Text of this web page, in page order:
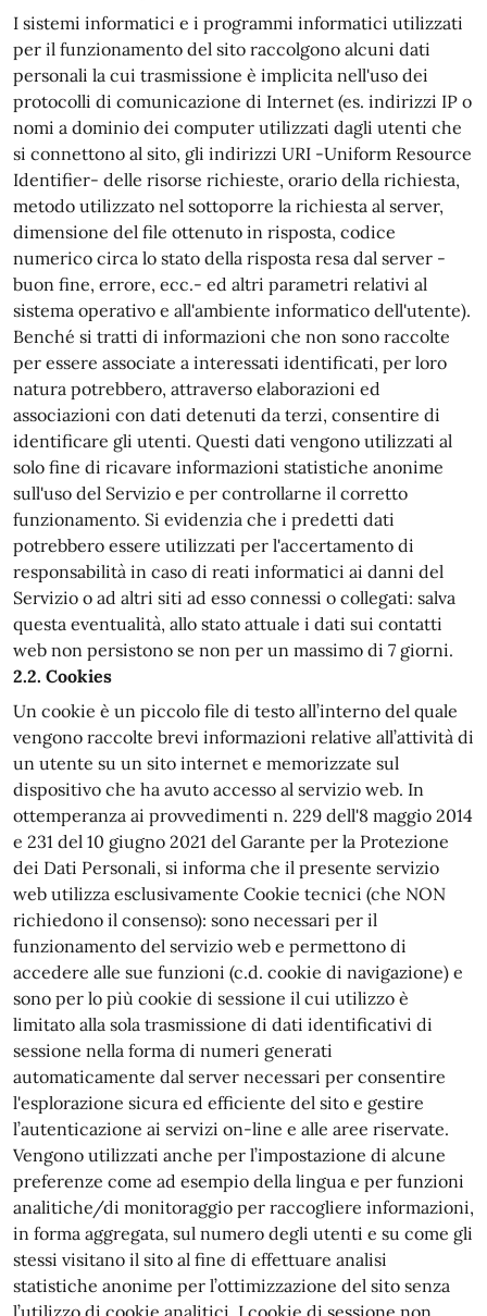
I sistemi informatici e i programmi informatici utilizzati
per il funzionamento del sito raccolgono alcuni dati
personali la cui trasmissione è implicita nell'uso dei
protocolli di comunicazione di Internet (es. indirizzi IP o
nomi a dominio dei computer utilizzati dagli utenti che
si connettono al sito, gli indirizzi URI -Uniform Resource
Identifier- delle risorse richieste, orario della richiesta,
metodo utilizzato nel sottoporre la richiesta al server,
dimensione del file ottenuto in risposta, codice
numerico circa lo stato della risposta resa dal server -
buon fine, errore, ecc.- ed altri parametri relativi al
sistema operativo e all'ambiente informatico dell'utente).
Benché si tratti di informazioni che non sono raccolte
per essere associate a interessati identificati, per loro
natura potrebbero, attraverso elaborazioni ed
associazioni con dati detenuti da terzi, consentire di
identificare gli utenti. Questi dati vengono utilizzati al
solo fine di ricavare informazioni statistiche anonime
sull'uso del Servizio e per controllarne il corretto
funzionamento. Si evidenzia che i predetti dati
potrebbero essere utilizzati per l'accertamento di
responsabilità in caso di reati informatici ai danni del
Servizio o ad altri siti ad esso connessi o collegati: salva
questa eventualità, allo stato attuale i dati sui contatti
web non persistono se non per un massimo di 7 giorni.
2.2. Cookies
Un cookie è un piccolo file di testo all’interno del quale
vengono raccolte brevi informazioni relative all’attività di
un utente su un sito internet e memorizzate sul
dispositivo che ha avuto accesso al servizio web. In
ottemperanza ai provvedimenti n. 229 dell'8 maggio 2014
e 231 del 10 giugno 2021 del Garante per la Protezione
dei Dati Personali, si informa che il presente servizio
web utilizza esclusivamente Cookie tecnici (che NON
richiedono il consenso): sono necessari per il
funzionamento del servizio web e permettono di
accedere alle sue funzioni (c.d. cookie di navigazione) e
sono per lo più cookie di sessione il cui utilizzo è
limitato alla sola trasmissione di dati identificativi di
sessione nella forma di numeri generati
automaticamente dal server necessari per consentire
l'esplorazione sicura ed efficiente del sito e gestire
l’autenticazione ai servizi on-line e alle aree riservate.
Vengono utilizzati anche per l’impostazione di alcune
preferenze come ad esempio della lingua e per funzioni
analitiche/di monitoraggio per raccogliere informazioni,
in forma aggregata, sul numero degli utenti e su come gli
stessi visitano il sito al fine di effettuare analisi
statistiche anonime per l’ottimizzazione del sito senza
l’utilizzo di cookie analitici. I cookie di sessione non